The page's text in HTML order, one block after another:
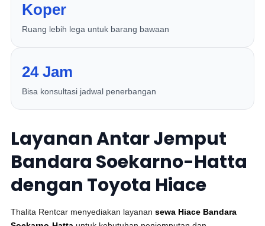
Koper
Ruang lebih lega untuk barang bawaan
24 Jam
Bisa konsultasi jadwal penerbangan
Layanan Antar Jemput
Bandara Soekarno-Hatta
dengan Toyota Hiace
Thalita Rentcar menyediakan layanansewa Hiace Bandara